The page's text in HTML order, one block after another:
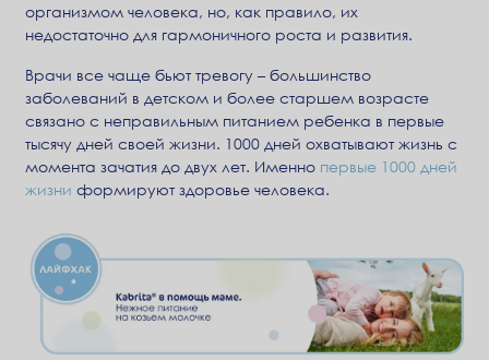
организмом человека, но, как правило, их
недостаточно для гармоничного роста и развития.
Врачи все чаще бьют тревогу – большинство
заболеваний в детском и более старшем возрасте
связано с неправильным питанием ребенка в первые
тысячу дней своей жизни. 1000 дней охватывают жизнь с
момента зачатия до двух лет. Именно первые 1000 дней
жизни формируют здоровье человека.